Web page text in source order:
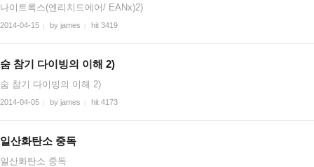
나이트록스(엔리치드에어/ EANx)2)
2014-04-15 by james hit 3419
숨 참기 다이빙의 이해 2)
숨 참기 다이빙의 이해 2)
2014-04-05 by james hit 4173
일산화탄소 중독
일산화탄소 중독